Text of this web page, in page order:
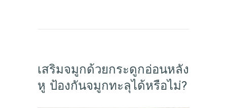
เสริมจมูกด้วยกระดูกอ่อนหลัง
หู ป้องกันจมูกทะลุได้หรือไม่?